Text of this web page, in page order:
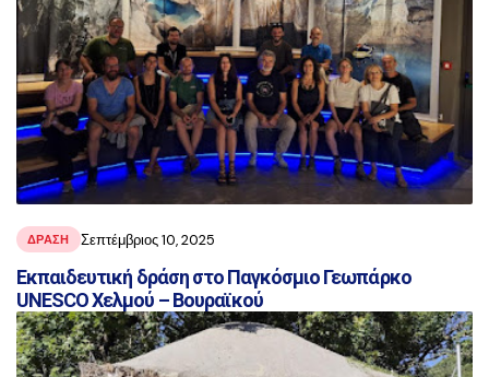
ΔΡΑΣΗ Σεπτέμβριος 10, 2025
Εκπαιδευτική δράση στο Παγκόσμιο Γεωπάρκο
UNESCO Χελμού – Βουραϊκού